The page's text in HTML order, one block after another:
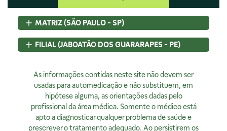
Central de Atendimento
Envio e Entrega
Navegando e Comprando
Trocas e Devoluções
Fale Conosco
Encarregado de Privacidade
Rodrigo Costa
dpo@4bio.com.br
MATRIZ (SÃO PAULO - SP)
Rua Pedroso Alvarenga, 58 Cj. 02
Itaim Bibi, São Paulo, SP
CNPJ:07.015.691/0001-46
Licença Sanitária Nº:
355030801-477-000962-1-0
AFE:7.16539-7
FARMACÊUTICA RESPONSÁVEL:
Renata de Sousa Cerqueira
FILIAL (JABOATÃO DOS GUARARAPES - PE)
54320-230 - Brasil
07.015.691/0008-12
Licença Sanitária Nº:00523.3/2025
0888921250
FARMACÊUTICA RESPONSÁVEL:
As informações contidas neste site não devem ser
usadas para automedicação e não substituem, em
hipótese alguma, as orientações dadas pelo
profissional da área médica. Somente o médico está
apto a diagnosticar qualquer problema de saúde e
prescrever o tratamento adequado. Ao persistirem os